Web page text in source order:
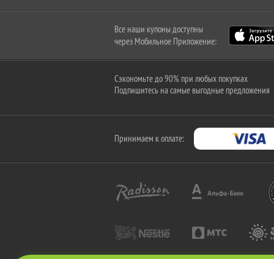
Все наши купоны доступны
через Мобильное Приложение:
Сэкономьте до 90% при любых покупках
Подпишитесь на самые выгодные предложения
Принимаем к оплате: